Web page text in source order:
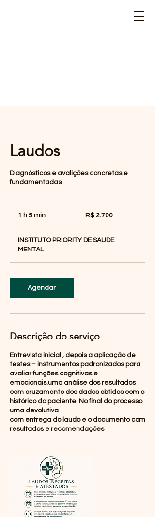
Laudos
Diagnósticos e avalições concretas e
fundamentadas
1 h 5 min
i
brasileiros
R$ 2.700
INSTITUTO PRIORITY DE SAUDE
MENTAL
Agendar
Descrição do serviço
Entrevista inicial , depois a aplicação de
testes – instrumentos padronizados para
avaliar funções cognitivas e
emocionais.uma análise dos resultados
com cruzamento dos dados obtidos com o
histórico do paciente. No final do processo
uma devolutiva
com entrega do laudo e o documento com
resultados e recomendações